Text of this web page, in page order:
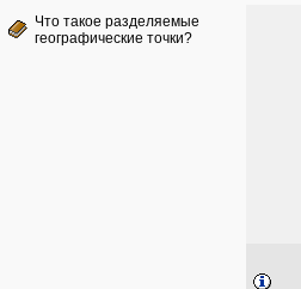
Что такое разделяемые
географические точки?